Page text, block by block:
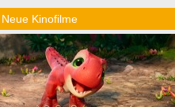
Neue Kinofilme